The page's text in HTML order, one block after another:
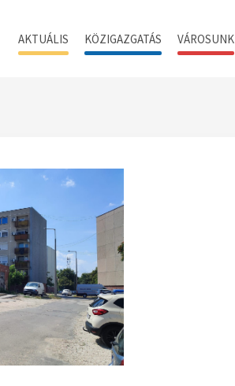
AKTUÁLIS KÖZIGAZGATÁS VÁROSUNK